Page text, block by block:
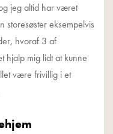
jeg altid har været
storesøster eksempelvis
hvoraf 3 af
hjalp mig lidt at kunne
være frivillig i et